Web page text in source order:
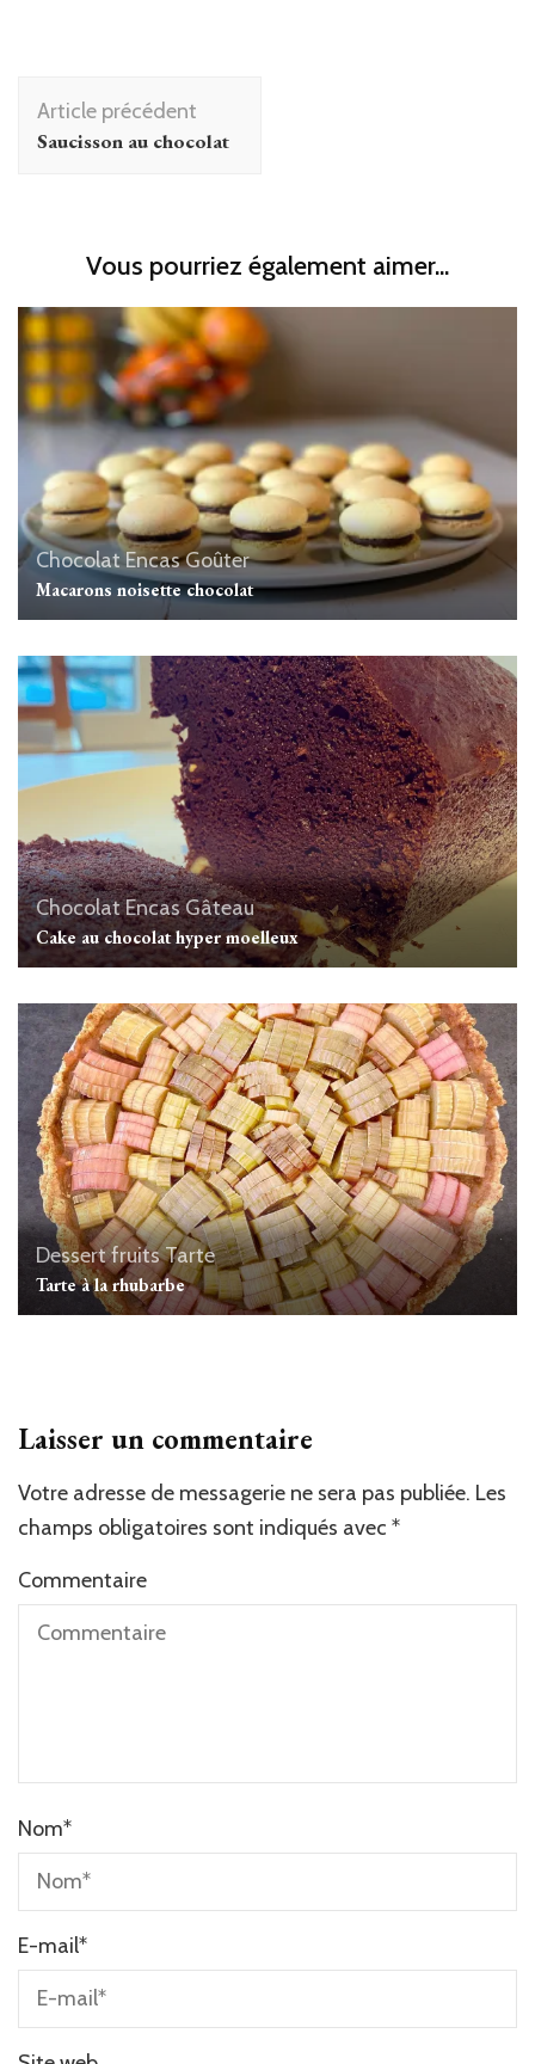
Navigation
d'article
Article précédent
Saucisson au chocolat
Vous pourriez également aimer...
Chocolat EncasGoûter
Macarons noisette chocolat
ChocolatEncasGâteau
Cake au chocolat hyper moelleux
DessertfruitsTarte
Tarte à la rhubarbe
Laisser un commentaire
Votre adresse de messagerie ne sera pas publiée. Les
champs obligatoires sont indiqués avec *
Commentaire
Nom*
E-mail*